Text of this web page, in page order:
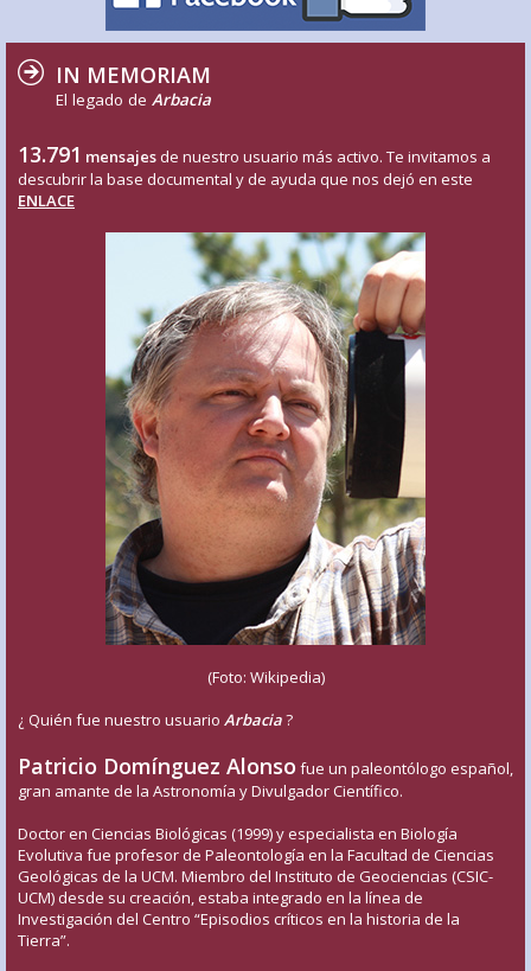
IN MEMORIAM
El legado de Arbacia
13.791 mensajes de nuestro usuario más activo. Te invitamos a
descubrir la base documental y de ayuda que nos dejó en este
ENLACE
(Foto: Wikipedia)
¿ Quién fue nuestro usuario Arbacia?
Patricio Domínguez Alonso fue un paleontólogo español,
gran amante de la Astronomía y Divulgador Científico.
Doctor en Ciencias Biológicas (1999) y especialista en Biología
Evolutiva fue profesor de Paleontología en la Facultad de Ciencias
Geológicas de la UCM. Miembro del Instituto de Geociencias (CSIC-
UCM) desde su creación, estaba integrado en la línea de
Investigación del Centro “Episodios críticos en la historia de la
Tierra”.